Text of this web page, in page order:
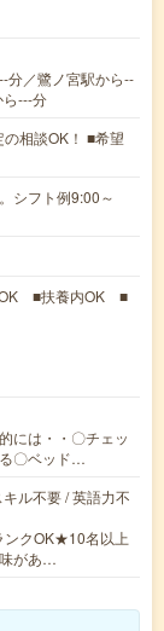
分／鷺ノ宮駅から--
---分
相談OK！ ■希望
シフト例9:00～
OK ■扶養内OK ■
には・・〇チェッ
〇ベッド…
ル不要 / 英語力不
クOK★10名以上
があ…